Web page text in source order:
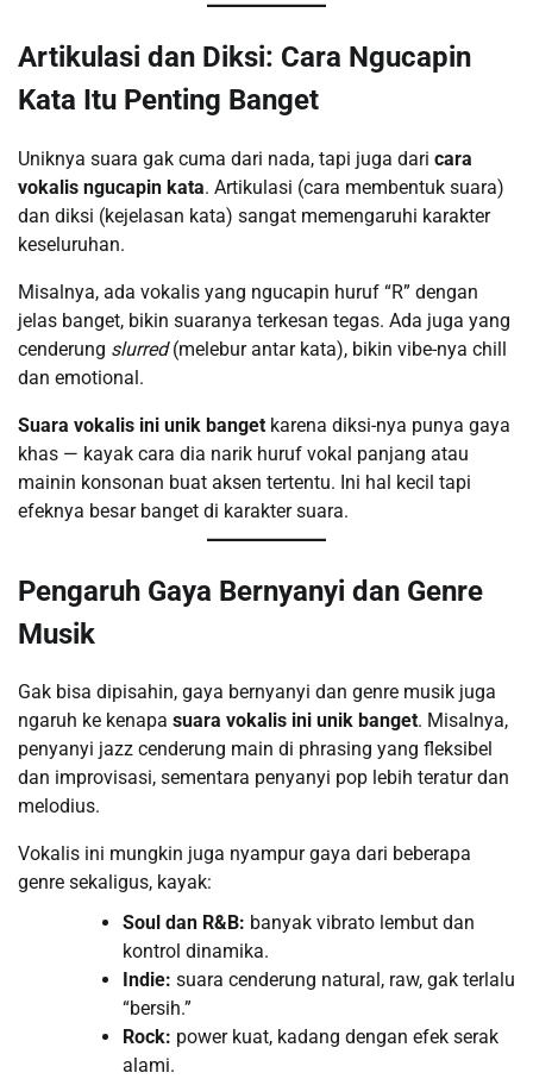
Artikulasi dan Diksi: Cara Ngucapin
Kata Itu Penting Banget
Uniknya suara gak cuma dari nada, tapi juga dari cara
vokalis ngucapin kata. Artikulasi (cara membentuk suara)
dan diksi (kejelasan kata) sangat memengaruhi karakter
keseluruhan.
Misalnya, ada vokalis yang ngucapin huruf “R” dengan
jelas banget, bikin suaranya terkesan tegas. Ada juga yang
cenderung slurred(melebur antar kata), bikin vibe-nya chill
dan emotional.
Suara vokalis ini unik banget karena diksi-nya punya gaya
khas — kayak cara dia narik huruf vokal panjang atau
mainin konsonan buat aksen tertentu. Ini hal kecil tapi
efeknya besar banget di karakter suara.
Pengaruh Gaya Bernyanyi dan Genre
Musik
Gak bisa dipisahin, gaya bernyanyi dan genre musik juga
ngaruh ke kenapa suara vokalis ini unik banget. Misalnya,
penyanyi jazz cenderung main di phrasing yang fleksibel
dan improvisasi, sementara penyanyi pop lebih teratur dan
melodius.
Vokalis ini mungkin juga nyampur gaya dari beberapa
genre sekaligus, kayak:
Soul dan R&B: banyak vibrato lembut dan
kontrol dinamika.
Indie: suara cenderung natural, raw, gak terlalu
“bersih.”
Rock: power kuat, kadang dengan efek serak
alami.